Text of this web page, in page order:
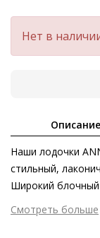
Нет в
Описание
Наши лодочки
стильный,
Широкий блочный
заботятся о
задержаться в
Смотреть больше